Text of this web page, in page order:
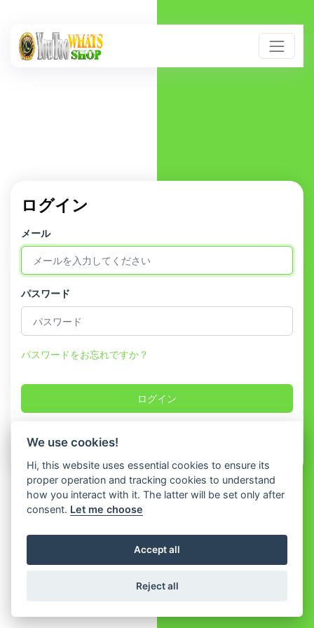
ログイン
メール
パスワード
パスワードをお忘れですか？
ログイン
アカウントを持っていませんか？
© 2026 WhatShop
We use cookies!
Hi, this website uses essential cookies to ensure its
proper operation and tracking cookies to understand
how you interact with it. The latter will be set only after
consent. Let me choose
Accept all
Reject all